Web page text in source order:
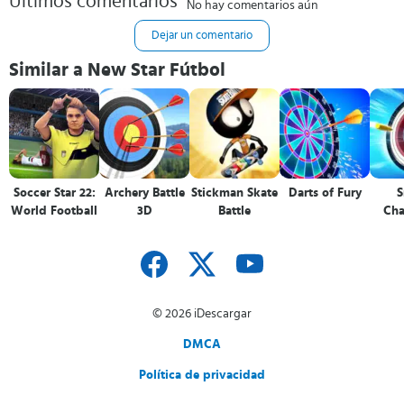
No hay comentarios aún
Dejar un comentario
Similar a New Star Fútbol
Soccer Star 22:
World Football
Archery Battle
3D
Stickman Skate
Battle
Darts of Fury
© 2026 iDescargar
DMCA
Política de privacidad